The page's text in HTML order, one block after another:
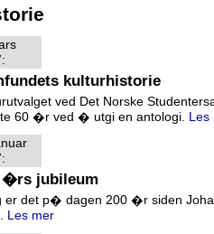
kulturhistorie
ved Det Norske
60 �r ved � utgi en antologi. Les
�rs jubileum
er det p� dagen 200 �r siden
Les mer